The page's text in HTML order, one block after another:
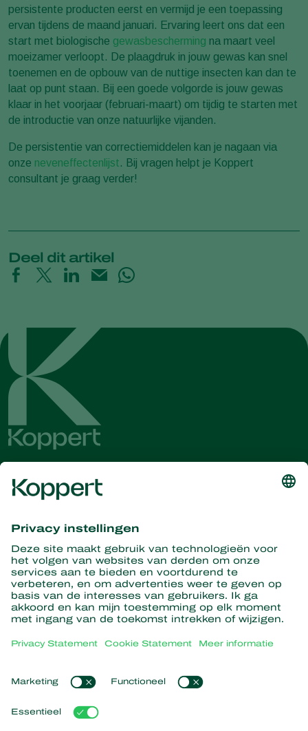
persistente producten eerst en vermijd je een toepassing
ervan tijdens de maand januari. Ervaring leert ons dat een
start met biologische gewasbescherming na maart veel
moeizamer verloopt. De plaagdruk in jouw gewas kan snel
toenemen en de opbouw van de nuttige insecten kan dan te
laat op punt staan. Bij een goede volgorde is jouw gewas
klaar in het voorjaar (februari-maart) om tijdig te starten met
de introductie van onze natuurlijke vijanden.
De persistentie van correctiemiddelen kan je nagaan via
onze neveneffectenlijst. Bij vragen helpt je Koppert
consultant je graag verder!
Deel dit artikel
Ontvang het laatste nieuws en
informatie
Hier aanmelden
Partners with Nature
Roofmijten
Roofinsecten
Nuttige nematoden
Nuttige micro-organismen
Gewasbescherming
Nieuws en informatie
Werken bij Koppert
Populaire links
Ervaringen van klanten